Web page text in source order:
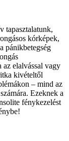
tapasztalatunk,
kórképek,
pánikbetegség
az elalvással vagy
kivételtől
– mind az
Ezeknek a
fénykezelést